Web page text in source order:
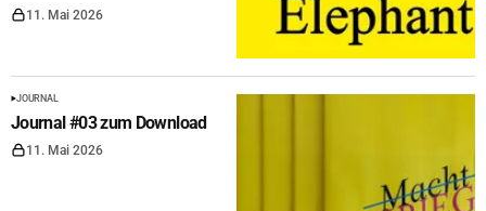
11. Mai 2026
JOURNAL
Journal #03 zum Download
11. Mai 2026